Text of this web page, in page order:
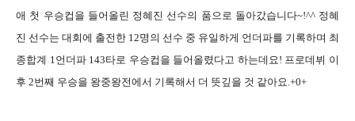
애 첫 우승컵을 들어올린 정혜진 선수의 품으로 돌아갔습니다~!^^ 정혜
진 선수는 대회에 출전한 12명의 선수 중 유일하게 언더파를 기록하며 최
종합계 1 언더파143타로 우승컵을 들어올렸다고 하는데요 ! 프로데뷔 이
후 2번째 우승을 왕중왕전에서 기록해서 더 뜻깊을 것 같아요 .+0+